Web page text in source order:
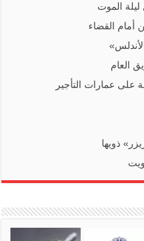
الموت
أمام القضاء
العام
على عمارات التأجير
ذويها